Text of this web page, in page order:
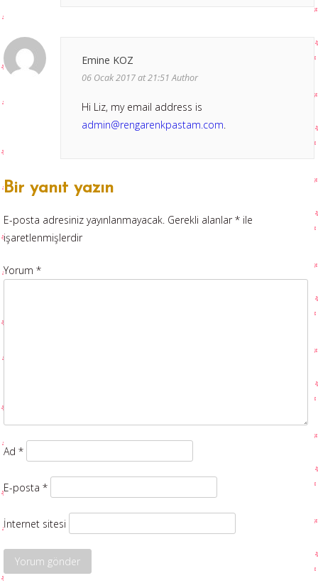
Emine KOZ
06 Ocak 2017 at 21:51 Author
Hi Liz, my email address is
admin@rengarenkpastam.com.
Bir yanıt yazın
E-posta adresiniz yayınlanmayacak. Gerekli alanlar* ile
işaretlenmişlerdir
Yorum *
Ad *
E-posta *
İnternet sitesi